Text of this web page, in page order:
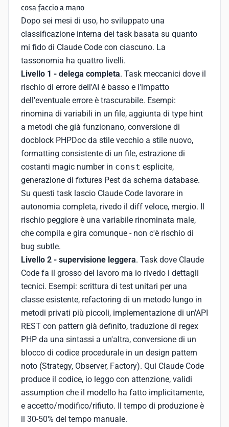
cosa faccio a mano
Dopo sei mesi di uso, ho sviluppato una
classificazione interna dei task basata su quanto
mi fido di Claude Code con ciascuno. La
tassonomia ha quattro livelli.
Livello 1 - delega completa. Task meccanici dove il
rischio di errore dell'AI è basso e l'impatto
dell'eventuale errore è trascurabile. Esempi:
rinomina di variabili in un file, aggiunta di type hint
a metodi che già funzionano, conversione di
docblock PHPDoc da stile vecchio a stile nuovo,
formatting consistente di un file, estrazione di
costanti magic number in const esplicite,
generazione di fixtures Pest da schema database.
Su questi task lascio Claude Code lavorare in
autonomia completa, rivedo il diff veloce, mergio. Il
rischio peggiore è una variabile rinominata male,
che compila e gira comunque - non c'è rischio di
bug subtle.
Livello 2 - supervisione leggera. Task dove Claude
Code fa il grosso del lavoro ma io rivedo i dettagli
tecnici. Esempi: scrittura di test unitari per una
classe esistente, refactoring di un metodo lungo in
metodi privati più piccoli, implementazione di un'API
REST con pattern già definito, traduzione di regex
PHP da una sintassi a un'altra, conversione di un
blocco di codice procedurale in un design pattern
noto (Strategy, Observer, Factory). Qui Claude Code
produce il codice, io leggo con attenzione, validi
assumption che il modello ha fatto implicitamente,
e accetto/modifico/rifiuto. Il tempo di produzione è
il 30-50% del tempo manuale.